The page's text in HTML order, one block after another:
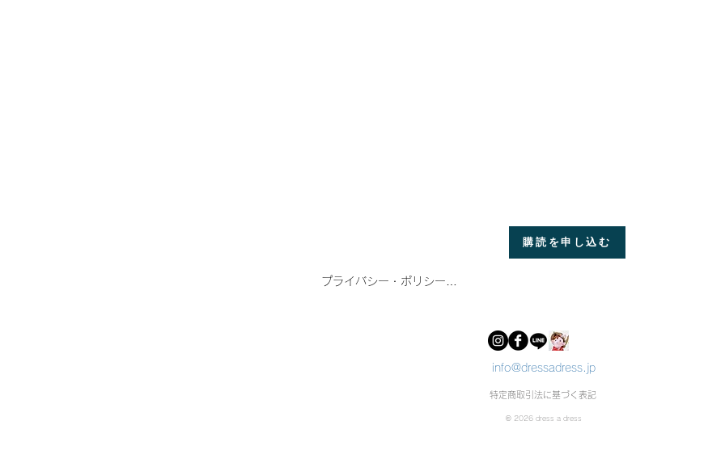
購読を申し込む
プライバシー・ポリシー
心の注意を払い管理をしています。
以下に、当社の「個人情報保護に関する考え方とお願い」を記載いたします。
当社は、当サイトにおいての商品のご購入や、懸賞へのご応募などにあたり、
いただいたお客さまのお名前やメールアドレス、ご住所などの個人情報を、社
info@dressadress.jp
特定商取引法に基づく表記
© 2026 dress a dress